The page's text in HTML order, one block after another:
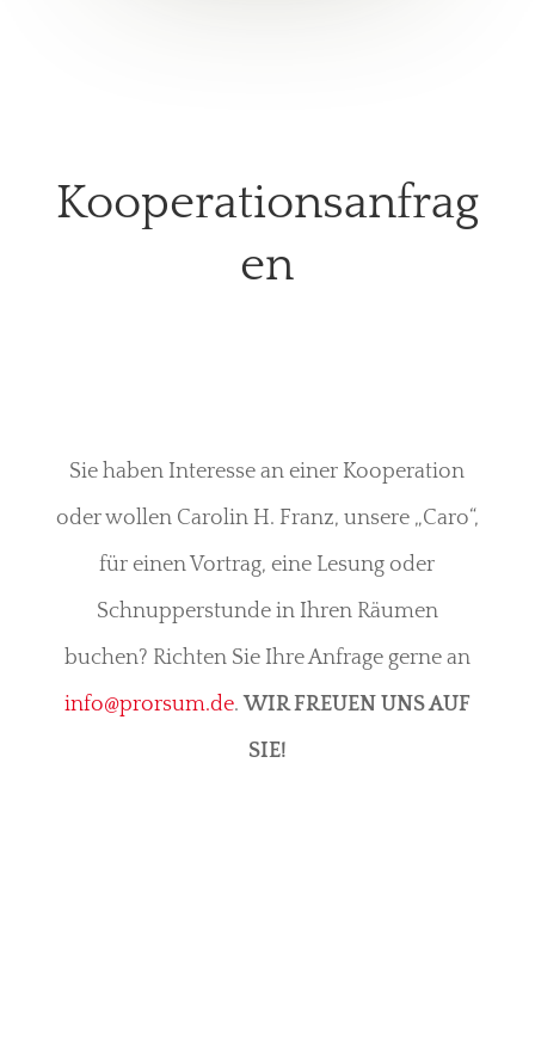
Kooperationsanfrag
en
Sie haben Interesse an einer Kooperation
oder wollen Carolin H. Franz, unsere „Caro“,
für einen Vortrag, eine Lesung oder
Schnupperstunde in Ihren Räumen
buchen? Richten Sie Ihre Anfrage gerne an
info@prorsum.de. WIR FREUEN UNS AUF
SIE!